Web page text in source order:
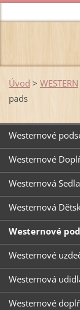
Úvod > WESTERN
pads
Westernové
Westernové
Westernová Sedla
Westernová
Westernové
Westernové
Westernová
Westernové